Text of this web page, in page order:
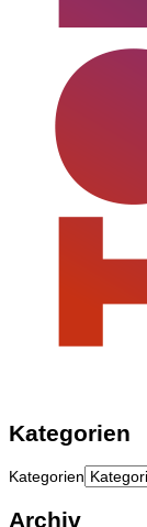
Kategorien
Kategorien
Archiv